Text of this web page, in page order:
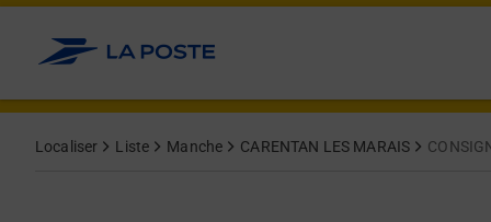
Allez au contenu
Localiser Liste Manche CARENTAN LES MARAIS
Day of the WeekHours
Get directions to Relais Pickup at RUE DE LA GUINGUETTE
lien s'ouvre dans un nouvel onglet